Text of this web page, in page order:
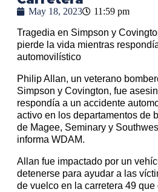
May 18, 2023 11:59 pm
Tragedia en Simpson y
pierde la vida mientras
automovilístico
Philip Allan, un veterano
Simpson y Covington, fue
respondía a un accidente
activo en los departamentos de
de Magee, Seminary y
informa WDAM.
Allan fue impactado por un
detenerse para ayudar a las
de vuelco en la carretera 49 que